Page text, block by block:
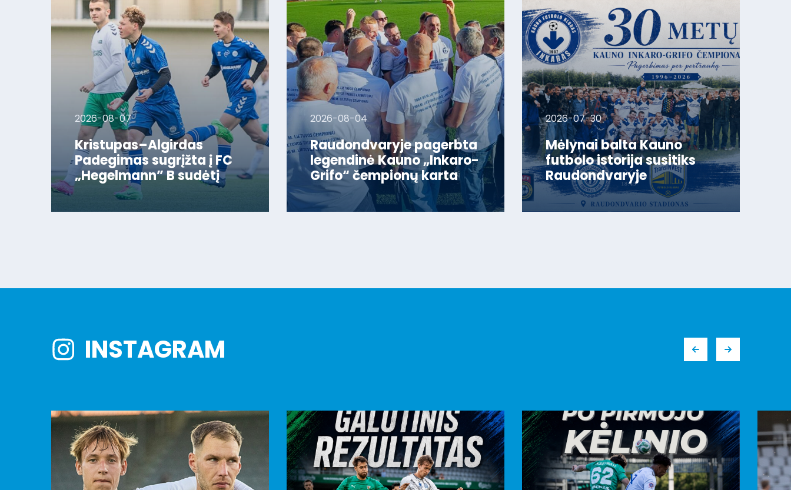
2026-08-07
Kristupas–Algirdas
Padegimas sugrįžta į FC
„Hegelmann” B sudėtį
2026-08-04
Raudondvaryje pagerbta
legendinė Kauno „Inkaro-
Grifo“ čempionų karta
2026-07-30
Mėlynai balta Kauno
futbolo istorija susitiks
Raudondvaryje
INSTAGRAM